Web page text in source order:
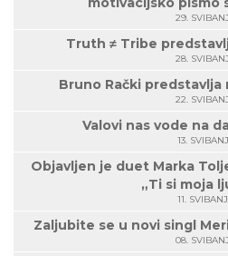
29. SVIBANJ
Truth ≠ Tribe
28. SVIBANJ
Bruno Rački predstavlja
22. SVIBANJ
Valovi nas vode na
13. SVIBANJ
Objavljen je duet Marka
„Ti si moja
11. SVIBANJ
Zaljubite se u novi singl
08. SVIBANJ